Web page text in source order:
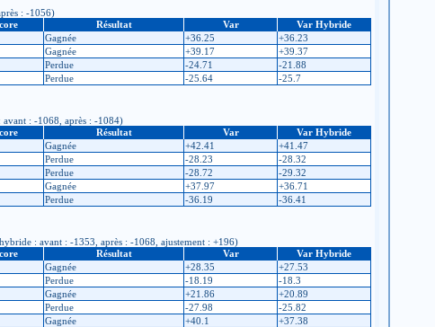
: -1056)
Résultat Var
Var Hybride
Gagnée +36.25
+36.23
Gagnée +39.17
+39.37
Perdue -24.71
-21.88
Perdue -25.64 -25.7
: -1068, après : -1084)
Résultat Var
Var Hybride
Gagnée +42.41
+41.47
Perdue -28.23
-28.32
Perdue -28.72
-29.32
Gagnée +37.97
+36.71
Perdue -36.19 -36.41
: avant : -1353, après : -1068, ajustement : +196)
Résultat Var
Var Hybride
Gagnée +28.35
+27.53
Perdue -18.19
-18.3
Gagnée +21.86
+20.89
Perdue -27.98
-25.82
Gagnée +40.1
+37.38